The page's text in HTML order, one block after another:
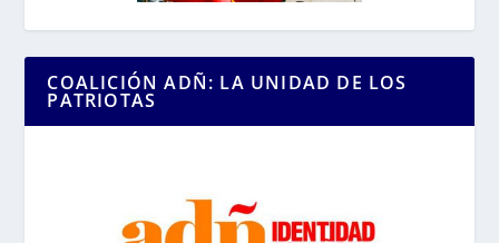
COALICIÓN ADÑ: LA UNIDAD DE LOS
PATRIOTAS